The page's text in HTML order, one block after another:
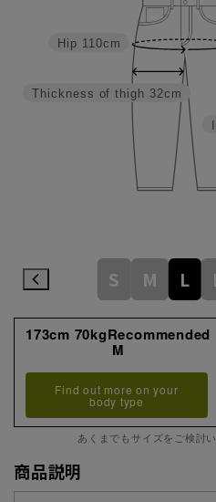
Thickness of thigh 32cm
Hip 110cm
S M L
173cm 70kgRecommended
M
Find out more on your
body type
あくまでもサイズをご検討
商品説明